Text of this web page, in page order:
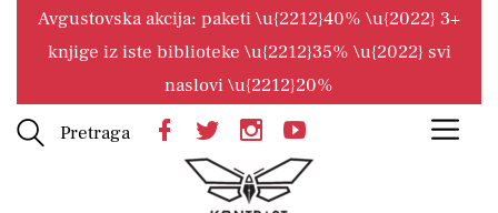
Avgustovska akcija: paketi \u{2212}40% \u{2022} 3+
knjige iz iste biblioteke \u{2212}35% \u{2022} svi
naslovi \u{2212}20%
Pretraga